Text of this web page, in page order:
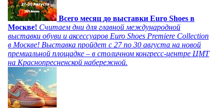
Всего месяц до выставки Euro Shoes в
Москве! Считаем дни для главной международной
выставки обуви и аксессуаров Euro Shoes Premiere Collection
в Москве! Выставка пройдет с 27 по 30 августа на новой
премиальной площадке – в столичном конгресс-центре ЦМТ
на Краснопресненской набережной.